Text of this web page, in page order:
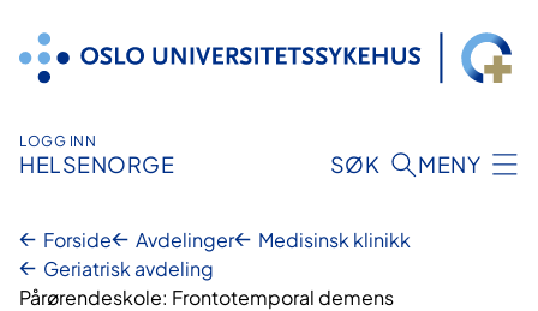
innhold
LOGG INN
HELSENORGE SØK MENY
Forside Avdelinger
Medisinsk klinikk
Geriatrisk avdeling
Pårørendeskole: Frontotemporal demens